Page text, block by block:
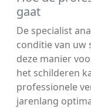
gaat
De specialist
conditie van uw
deze manier
het schilderen
professionele
jarenlang